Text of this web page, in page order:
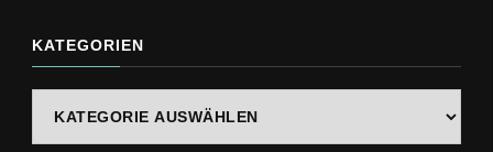
etwas?
KATEGORIEN